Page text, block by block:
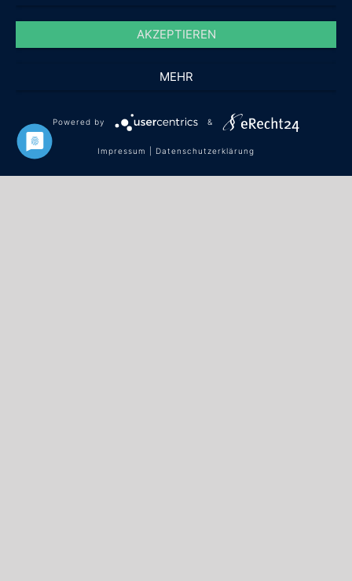
GmbH · info(at)conres.de·+49 561 / 40 08 59 60
AKZEPTIEREN
MEHR
Powered by &
Impressum Datenschutzerklärung